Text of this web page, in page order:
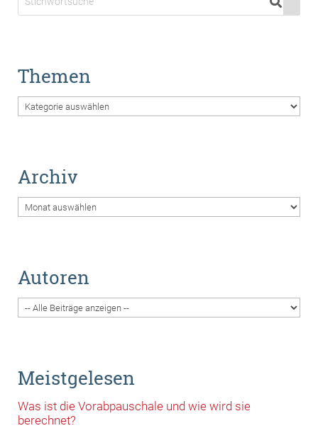
Themen
Themen
Archiv
Archiv
Autoren
Meistgelesen
Was ist die Vorabpauschale und wie wird sie
berechnet?